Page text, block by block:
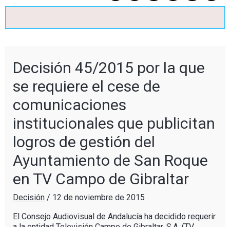
Decisión 45/2015 por la que
se requiere el cese de
comunicaciones
institucionales que publicitan
logros de gestión del
Ayuntamiento de San Roque
en TV Campo de Gibraltar
Decisión/ 12 de noviembre de 2015
El Consejo Audiovisual de Andalucía ha decidido requerir